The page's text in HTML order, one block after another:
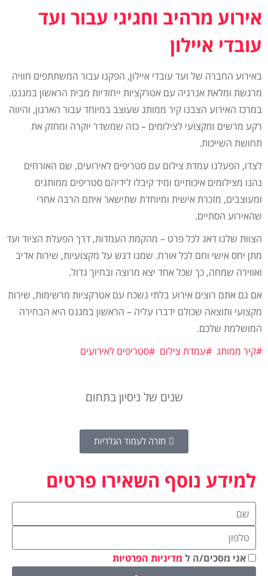
אירוע מרהיב וחגיגי עבור ועד
עובדי איילון
באירוע החברה של ועד עובדי איילון, הפקנו עבור המשתתפים חוויה
מרגשת ומלאת אנרגיה עם אטרקציות ייחודיות מבית הראשון במגנט.
במרכז האירוע הצבנו קיר ממותג שעוצב במיוחד עבור הארגון, והיווה
רקע מרשים ומקצועי לצילומים – כזה שמשדר יוקרה ומחזק את
תחושת השייכות.
לצדו, הפעלנו עמדת צילום עם סטריפים לאירועים, שם האורחים
נהנו מצילומים איכותיים ומיד קיבלו לידיהם סטריפים ממותגים
ומעוצבים, מזכרת אישית ומיוחדת שתישאר איתם הרבה אחרי
שהאירוע הסתיים.
הצוות שלנו דאג לכל פרט – מהקמת העמדות, דרך הפעלת הציוד ועד
מתן יחס אישי וחם לכל אורח. שמנו דגש על מקצועיות, שירות אדיב
ואווירה שמחה, כך שכל אחד יצא מרוצה ובחיוך גדול.
אם גם אתם רוצים אירוע בלתי נשכח עם אטרקציות מרשימות, שירות
מקצועי ותוצאה שכולם ידברו עליה – הראשון במגנט היא הבחירה
המושלמת שלכם.
#קיר ממותג #עמדת צילום #סטריפים לאירועים
שנים של ניסיון בתחום
חזרה לעמוד הגלריות
למידע נוסף השאירו פרטים
אני מסכים/ה ל מדיניות הפרטיות